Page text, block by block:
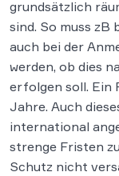
grundsätzlich
sind. So muss zB
auch bei der
werden, ob dies
erfolgen soll. Ein
Jahre. Auch
international
strenge Fristen
Schutz nicht